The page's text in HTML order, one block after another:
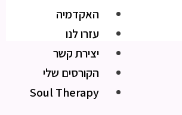
האקדמיה
עזרו לנו
יצירת קשר
הקורסים שלי
Soul Therapy